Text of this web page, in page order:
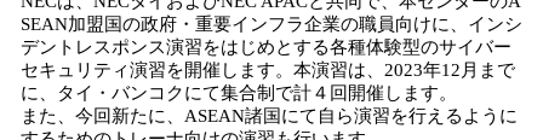
で
す
SEAN加盟国の政府・重要インフラ企業の職員向けに、インシ
デントレスポンス演習をはじめとする各種体験型のサイバー
セキュリティ演習を開催します。本演習は、2023年12月まで
に、タイ・バンコクにて集合制で計４回開催します。
また、今回新たに、ASEAN諸国にて自ら演習を行えるように